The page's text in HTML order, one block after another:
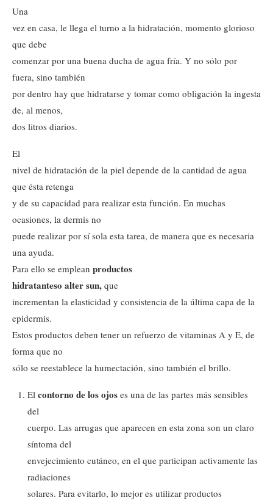
Una
vez en casa, le llega el turno a la hidratación, momento glorioso
que debe
comenzar por una buena ducha de agua fría. Y no sólo por
fuera, sino también
por dentro hay que hidratarse y tomar como obligación la ingesta
de, al menos,
dos litros diarios.
El
nivel de hidratación de la piel depende de la cantidad de agua
que ésta retenga
y de su capacidad para realizar esta función. En muchas
ocasiones, la dermis no
puede realizar por sí sola esta tarea, de manera que es necesaria
una ayuda.
Para ello se emplean productos
hidratanteso alter sun, que
incrementan la elasticidad y consistencia de la última capa de la
epidermis.
Estos productos deben tener un refuerzo de vitaminas A y E, de
forma que no
sólo se reestablece la humectación, sino también el brillo.
El contorno de los ojos es una de las partes más sensibles
del
cuerpo. Las arrugas que aparecen en esta zona son un claro
síntoma del
envejecimiento cutáneo, en el que participan activamente las
radiaciones
solares. Para evitarlo, lo mejor es utilizar productos